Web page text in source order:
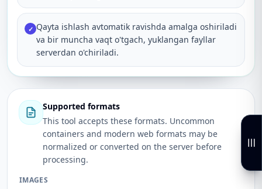
✓ Qayta ishlash avtomatik ravishda amalga oshiriladi
va bir muncha vaqt o'tgach, yuklangan fayllar
serverdan o'chiriladi.
Supported formats
This tool accepts these formats. Uncommon
containers and modern web formats may be
normalized or converted on the server before
processing.
IMAGES